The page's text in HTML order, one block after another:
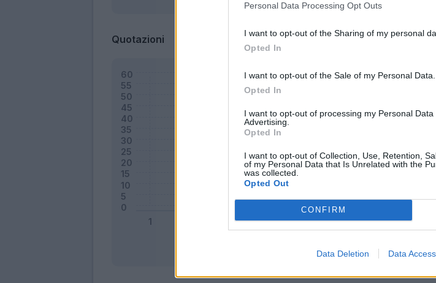
Personal Data Processing Opt Outs
I want to opt-out of the Sharing of my personal
Opted In
I want to opt-out of the Sale of my Personal Data.
Opted In
I want to opt-out of processing my Personal Data
Advertising.
Opted In
I want to opt-out of Collection, Use, Retention,
of my Personal Data that Is Unrelated with the
was collected.
Opted Out
CONFIRM
Data Deletion Data Access
Quotazioni
Mantra